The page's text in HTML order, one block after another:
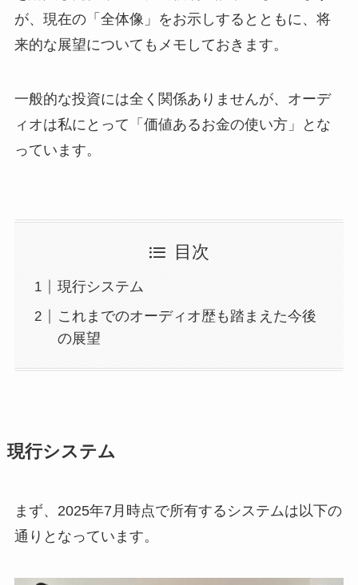
が、現在の「全体像」をお示しするとともに、将
来的な展望についてもメモしておきます。
一般的な投資には全く関係ありませんが、オーデ
ィオは私にとって「価値あるお金の使い方」とな
っています。
目次
現行システム
これまでのオーディオ歴も踏まえた今後
の展望
現行システム
まず、2025年7月時点で所有するシステムは以下の
通りとなっています。